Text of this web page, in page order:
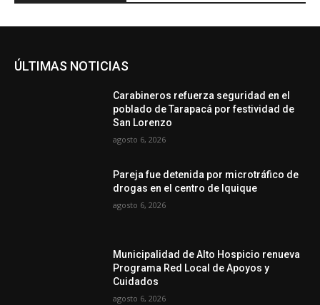
ÚLTIMAS NOTICIAS
Carabineros refuerza seguridad en el
poblado de Tarapacá por festividad de
San Lorenzo
agosto 6, 2026
Pareja fue detenida por microtráfico de
drogas en el centro de Iquique
agosto 6, 2026
Municipalidad de Alto Hospicio renueva
Programa Red Local de Apoyos y
Cuidados
agosto 6, 2026